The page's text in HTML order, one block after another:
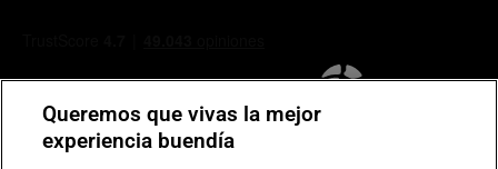
Queremos que vivas la mejor
experiencia buendía